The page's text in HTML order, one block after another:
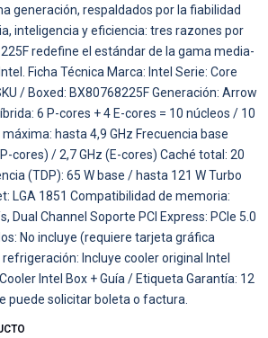
generación, respaldados por la fiabilidad
inteligencia y eficiencia: tres razones por
225F redefine el estándar de la gama media-
Ficha Técnica Marca: Intel Serie: Core
/ Boxed: BX80768225F Generación: Arrow
6 P-cores + 4 E-cores = 10 núcleos / 10
hasta 4,9 GHz Frecuencia base
cores) / 2,7 GHz (E-cores) Caché total: 20
(TDP): 65 W base / hasta 121 W Turbo
LGA 1851 Compatibilidad de memoria:
Dual Channel Soporte PCI Express: PCIe 5.0
No incluye (requiere tarjeta gráfica
Incluye cooler original Intel
Intel Box + Guía / Etiqueta Garantía: 12
puede solicitar boleta o factura.